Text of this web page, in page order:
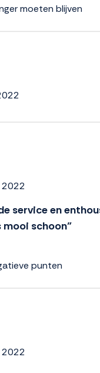
moeten blijven
2022
service en
mooi schoon”
punten
2022